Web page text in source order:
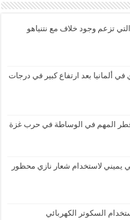
تزعم وجود خلاف مع نتنياهو
ألمانيا بعد ارتفاع كبير في درجات
قطر المهم في الوساطة في حرب غزة
يميني لاستخدام شعار نازي محظور
السكوتر الكهربائي